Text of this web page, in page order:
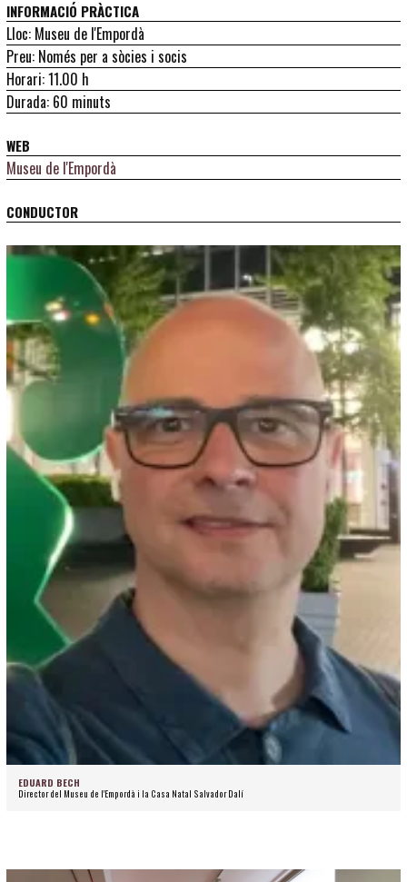
INFORMACIÓ PRÀCTICA
Lloc: Museu de l'Empordà
Preu: Només per a sòcies i socis
Horari: 11.00 h
Durada: 60 minuts
WEB
Museu de l'Empordà
CONDUCTOR
EDUARD BECH
Director del Museu de l'Empordà i la Casa Natal Salvador Dalí